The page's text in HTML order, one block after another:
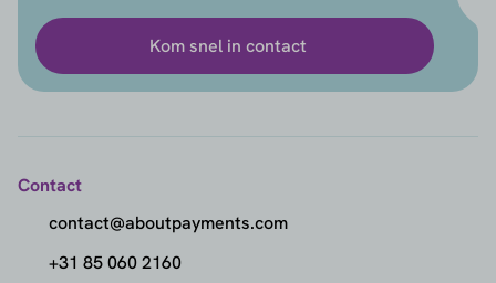
Kom snel in contact
Contact
contact@aboutpayments.com
+31 85 060 2160